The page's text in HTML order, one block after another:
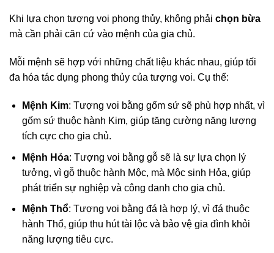
Khi lựa chọn tượng voi phong thủy, không phải chọn bừa
mà cần phải căn cứ vào mệnh của gia chủ.
Mỗi mệnh sẽ hợp với những chất liệu khác nhau, giúp tối
đa hóa tác dụng phong thủy của tượng voi. Cụ thể:
Mệnh Kim: Tượng voi bằng gốm sứ sẽ phù hợp nhất, vì
gốm sứ thuộc hành Kim, giúp tăng cường năng lượng
tích cực cho gia chủ.
Mệnh Hỏa: Tượng voi bằng gỗ sẽ là sự lựa chọn lý
tưởng, vì gỗ thuộc hành Mộc, mà Mộc sinh Hỏa, giúp
phát triển sự nghiệp và công danh cho gia chủ.
Mệnh Thổ: Tượng voi bằng đá là hợp lý, vì đá thuộc
hành Thổ, giúp thu hút tài lộc và bảo vệ gia đình khỏi
năng lượng tiêu cực.